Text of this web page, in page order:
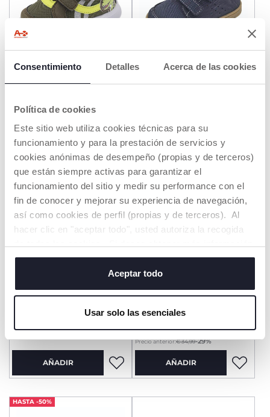
Consentimiento Detalles Acerca de las cookies
Política de cookies
Este sitio web utiliza cookies técnicas para su
funcionamiento y para la prestación de servicios y
cookies anónimas de desempeño (propias y de terceros)
que están siempre activas para garantizar el
funcionamiento del sitio y medir su performance con el
fin de conocer y mejorar su experiencia de navegación,
así como cookies de perfil (propias y de terceros). Al
hacer clic en "aceptar todo", usted autoriza la recogida
o cambiar o revocar el consentimiento de todas o
algunas cookies, haga clic en "mostrar detalles". Al
cerrar este banner, usted consiente en utilizar
servicio solicitado.
Aceptar todo
Usar solo las esenciales
€ 34,99
desde € 19,99
AÑADIR AÑADIR
Zapatillas Giaguaro
€ 39,99
AÑADIR
HASTA -50%
Zapatillas Gobel
Precio anterior:€ 34,99-29%
desde € 24,99
AÑADIR
HASTA -50%